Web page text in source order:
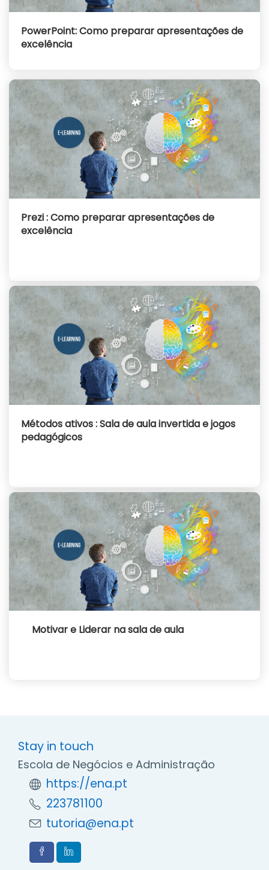
PowerPoint: Como preparar apresentações de
excelência
Prezi : Como preparar apresentações de
excelência
Métodos ativos : Sala de aula invertida e jogos
pedagógicos
Motivar e Liderar na sala de aula
Stay in touch
Escola de Negócios e Administração
https://ena.pt
223781100
tutoria@ena.pt